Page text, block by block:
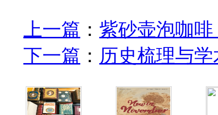
上一篇 ： 紫砂壶泡咖
下一篇 ： 历史梳理与